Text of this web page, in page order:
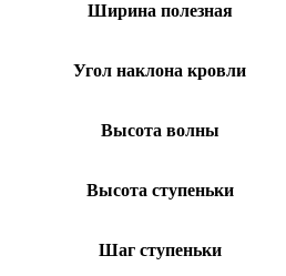
Ширина полезная
Угол наклона кровли
Высота волны
Высота ступеньки
Шаг ступеньки